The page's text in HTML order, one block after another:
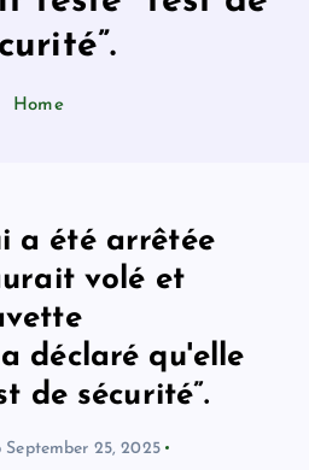
Home
a été arrêtée
volé et
déclaré qu'elle
de sécurité”.
September 25, 2025